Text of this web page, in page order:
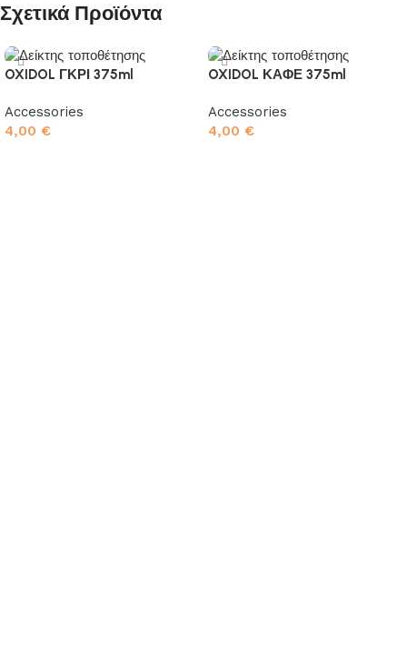
Σχετικά Προϊόντα
OXIDOL ΓΚΡΙ 375ml
Accessories
4,00 €
OXIDOL ΚΑΦΕ 375ml
Accessories
4,00 €